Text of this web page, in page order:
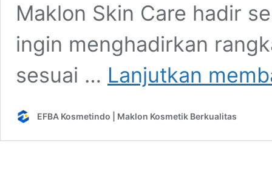
Maklon Skin Care hadir
ingin menghadirkan
sesuai … Lanjutkan
EFBA Kosmetindo | Maklon Kosmetik Berkualitas